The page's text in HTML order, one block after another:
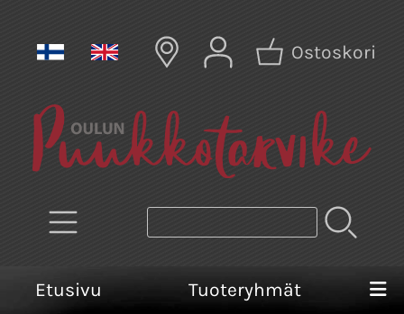
Ostoskori
Etusivu Tuoteryhmät